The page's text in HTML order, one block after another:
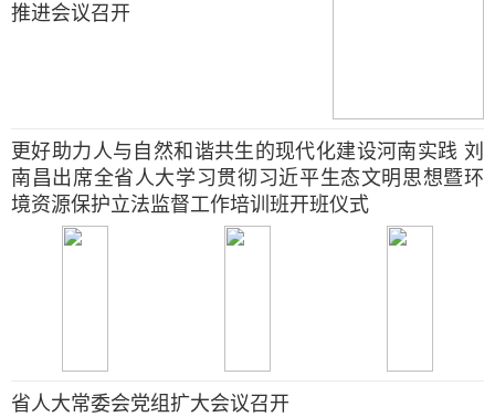
推进会议召开
更好助力人与自然和谐共生的现代化建设河南实践 刘
南昌出席全省人大学习贯彻习近平生态文明思想暨环
境资源保护立法监督工作培训班开班仪式
省人大常委会党组扩大会议召开